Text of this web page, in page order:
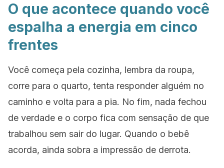
O que acontece quando você
espalha a energia em cinco
frentes
Você começa pela cozinha, lembra da roupa,
corre para o quarto, tenta responder alguém no
caminho e volta para a pia. No fim, nada fechou
de verdade e o corpo fica com sensação de que
trabalhou sem sair do lugar. Quando o bebê
acorda, ainda sobra a impressão de derrota.